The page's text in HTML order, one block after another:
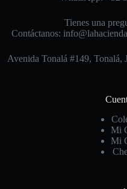
Tienes una
Contáctanos:
Avenida Tonalá #149, Tonalá,
Mi
Mi